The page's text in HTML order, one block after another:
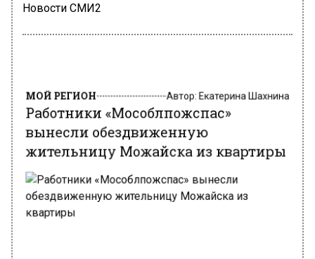
Новости СМИ2
Работники «Мособлпожспас»
вынесли обездвиженную
жительницу Можайска из квартиры